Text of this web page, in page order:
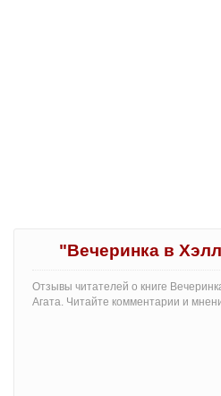
"Вечеринка в
Отзывы читателей о книге
Агата. Читайте комментарии и